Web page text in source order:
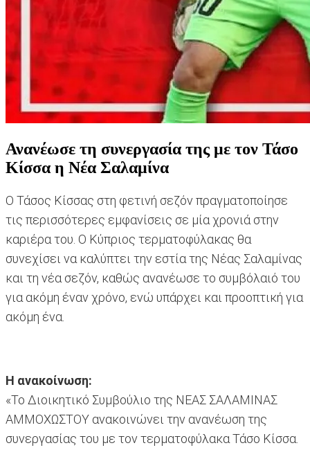
Ανανέωσε τη συνεργασία της με τον Τάσο
Κίσσα η Νέα Σαλαμίνα
Ο Τάσος Κίσσας στη φετινή σεζόν πραγματοποίησε
τις περισσότερες εμφανίσεις σε μία χρονιά στην
καριέρα του. Ο Κύπριος τερματοφύλακας θα
συνεχίσει να καλύπτει την εστία της Νέας Σαλαμίνας
και τη νέα σεζόν, καθώς ανανέωσε το συμβόλαιό του
για ακόμη έναν χρόνο, ενώ υπάρχει και προοπτική για
ακόμη ένα.
Η ανακοίνωση:
«Το Διοικητικό Συμβούλιο της ΝΕΑΣ ΣΑΛΑΜΙΝΑΣ
ΑΜΜΟΧΩΣΤΟΥ ανακοινώνει την ανανέωση της
συνεργασίας του με τον τερματοφύλακα Τάσο Κίσσα.